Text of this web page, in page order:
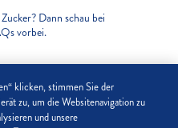
Dann schau bei
vorbei.
klicken, stimmen Sie der
zu, um die Websitenavigation zu
und unsere